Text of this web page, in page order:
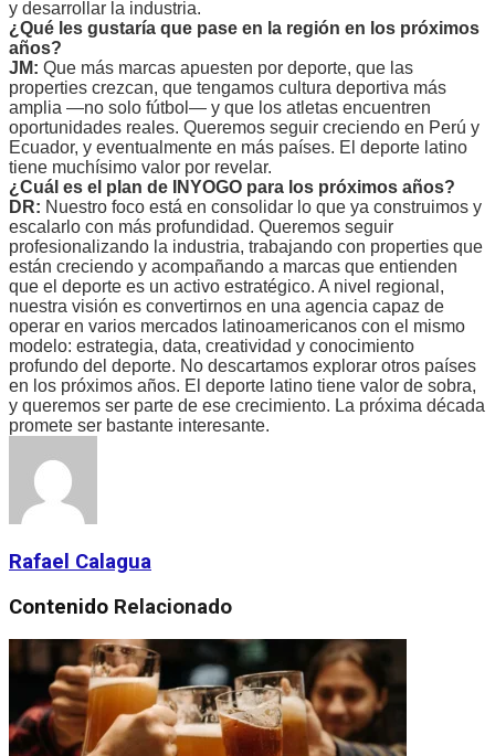
y desarrollar la industria.
¿Qué les gustaría que pase en la región en los próximos
años?
JM: Que más marcas apuesten por deporte, que las
properties crezcan, que tengamos cultura deportiva más
amplia —no solo fútbol— y que los atletas encuentren
oportunidades reales. Queremos seguir creciendo en Perú y
Ecuador, y eventualmente en más países. El deporte latino
tiene muchísimo valor por revelar.
¿Cuál es el plan de INYOGO para los próximos años?
DR: Nuestro foco está en consolidar lo que ya construimos y
escalarlo con más profundidad. Queremos seguir
profesionalizando la industria, trabajando con properties que
están creciendo y acompañando a marcas que entienden
que el deporte es un activo estratégico. A nivel regional,
nuestra visión es convertirnos en una agencia capaz de
operar en varios mercados latinoamericanos con el mismo
modelo: estrategia, data, creatividad y conocimiento
profundo del deporte. No descartamos explorar otros países
en los próximos años. El deporte latino tiene valor de sobra,
y queremos ser parte de ese crecimiento. La próxima década
promete ser bastante interesante.
Rafael Calagua
Contenido Relacionado